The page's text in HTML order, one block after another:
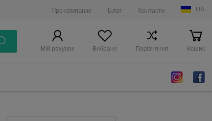
Про компанію Блог Контакти UA
Мій рахунок Вибране Порівняння Кошик